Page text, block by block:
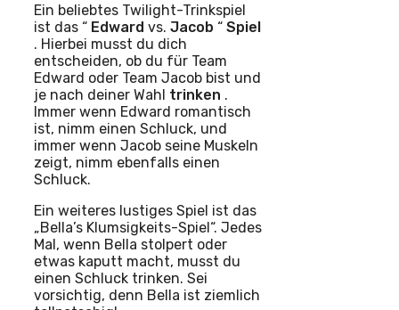
Ein beliebtes Twilight-Trinkspiel
ist das “ Edward vs. Jacob “ Spiel
. Hierbei musst du dich
entscheiden, ob du für Team
Edward oder Team Jacob bist und
je nach deiner Wahl trinken .
Immer wenn Edward romantisch
ist, nimm einen Schluck, und
immer wenn Jacob seine Muskeln
zeigt, nimm ebenfalls einen
Schluck.
Ein weiteres lustiges Spiel ist das
„Bella’s Klumsigkeits-Spiel“. Jedes
Mal, wenn Bella stolpert oder
etwas kaputt macht, musst du
einen Schluck trinken. Sei
vorsichtig, denn Bella ist ziemlich